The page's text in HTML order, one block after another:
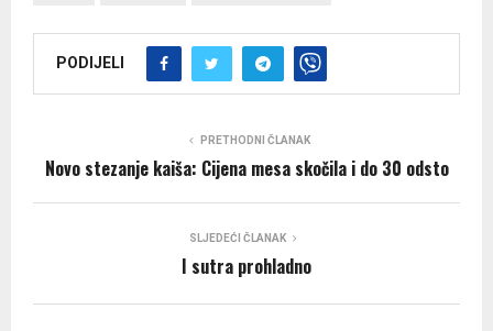
PODIJELI
PRETHODNI ČLANAK
Novo stezanje kaiša: Cijena mesa skočila i do 30 odsto
SLJEDEĆI ČLANAK
I sutra prohladno